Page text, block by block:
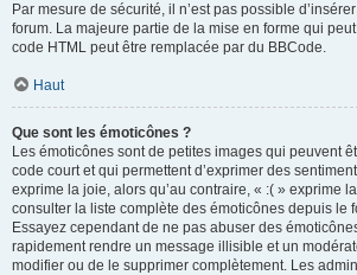
Par mesure de sécurité, il n’est pas possible
forum. La majeure partie de la mise en forme qui
code HTML peut être remplacée par du BBCode.
Haut
Que sont les émoticônes ?
Les émoticônes sont de petites images qui peuvent
code court et qui permettent d’exprimer des
exprime la joie, alors qu’au contraire, « :( » exprime
consulter la liste complète des émoticônes depuis le
Essayez cependant de ne pas abuser des
rapidement rendre un message illisible et un
modifier ou de le supprimer complètement. Les